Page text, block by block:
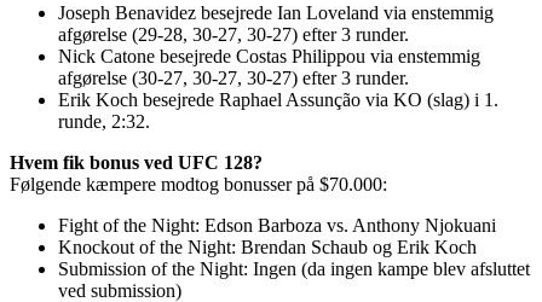
Joseph Benavidez besejrede Ian Loveland via enstemmig
afgørelse (29-28, 30-27, 30-27) efter 3 runder.
Nick Catone besejrede Costas Philippou via enstemmig
afgørelse (30-27, 30-27, 30-27) efter 3 runder.
Erik Koch besejrede Raphael Assunção via KO (slag) i 1.
runde, 2:32.
Hvem fik bonus ved UFC 128?
Følgende kæmpere modtog bonusser på $70.000:
Fight of the Night: Edson Barboza vs. Anthony Njokuani
Knockout of the Night: Brendan Schaub og Erik Koch
Submission of the Night: Ingen (da ingen kampe blev afsluttet
ved submission)